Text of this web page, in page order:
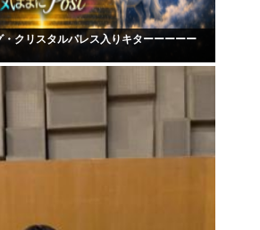
クリスタルパレス入りキターーーーー